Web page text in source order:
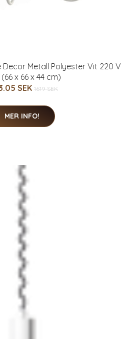
Decor Metall Polyester Vit 220 V
x 66 x 44 cm)
SEK 1619 SEK
MER INFO!